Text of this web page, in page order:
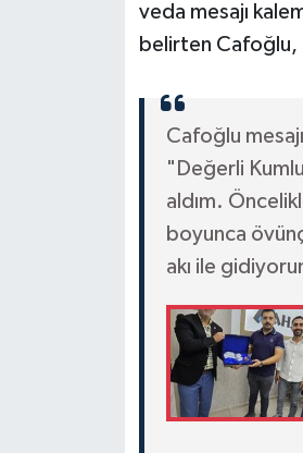
veda mesajı
belirten Cafoğlu,
Cafoğlu
"Değerli
aldım.
boyunca
akı ile